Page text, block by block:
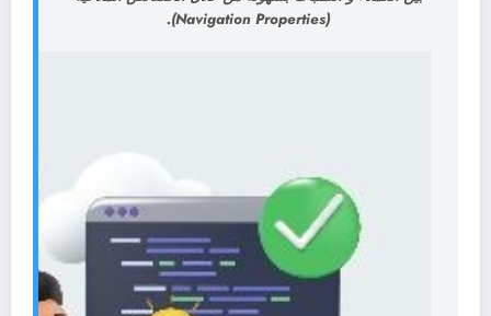
(Navigation Properties).